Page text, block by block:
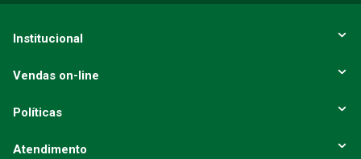
Institucional
Vendas on-line
Políticas
Atendimento